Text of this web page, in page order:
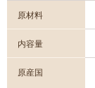
原材料
内容量
原産国